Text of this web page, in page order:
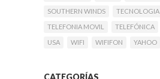
SOUTHERN WINDS
TECNOLOGIA
TELEFONIA MOVIL
TELEFÓNICA
USA
WIFI WIFIFON YAHOO
CATEGORÍAS